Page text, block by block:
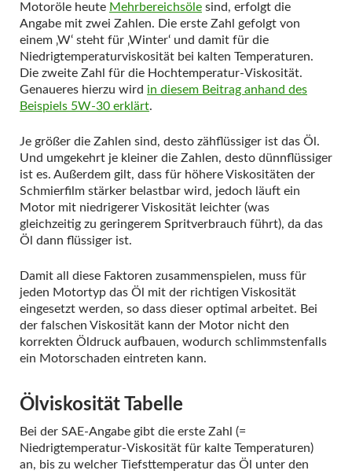
Motoröle heute Mehrbereichsöle sind, erfolgt die
Angabe mit zwei Zahlen. Die erste Zahl gefolgt von
einem ‚W‘ steht für ‚Winter‘ und damit für die
Niedrigtemperaturviskosität bei kalten Temperaturen.
Die zweite Zahl für die Hochtemperatur-Viskosität.
Genaueres hierzu wird in diesem Beitrag anhand des
Beispiels 5W-30 erklärt.
Je größer die Zahlen sind, desto zähflüssiger ist das Öl.
Und umgekehrt je kleiner die Zahlen, desto dünnflüssiger
ist es. Außerdem gilt, dass für höhere Viskositäten der
Schmierfilm stärker belastbar wird, jedoch läuft ein
Motor mit niedrigerer Viskosität leichter (was
gleichzeitig zu geringerem Spritverbrauch führt), da das
Öl dann flüssiger ist.
Damit all diese Faktoren zusammenspielen, muss für
jeden Motortyp das Öl mit der richtigen Viskosität
eingesetzt werden, so dass dieser optimal arbeitet. Bei
der falschen Viskosität kann der Motor nicht den
korrekten Öldruck aufbauen, wodurch schlimmstenfalls
ein Motorschaden eintreten kann.
Ölviskosität Tabelle
Bei der SAE-Angabe gibt die erste Zahl (=
Niedrigtemperatur-Viskosität für kalte Temperaturen)
an, bis zu welcher Tiefsttemperatur das Öl unter den